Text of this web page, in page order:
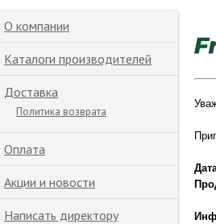
О компании
Каталоги производителей
Доставка
Политика возврата
Оплата
Акции и новости
Написать директору